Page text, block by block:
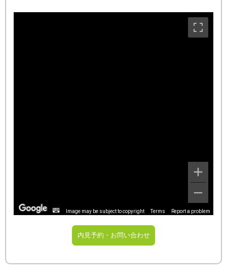
Image may be subject to copyright Terms Report a problem
内見予約・お問い合わせ